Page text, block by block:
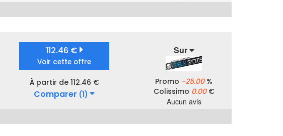
112.46 €
Voir cette offre
À partir de 112.46 €
Comparer (1)
Sur
Promo -25.00%
Colissimo 0.00€
Aucun avis